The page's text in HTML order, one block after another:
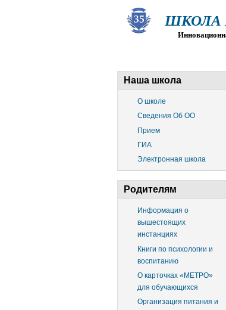
ШКОЛА №
Инновационная
Наша школа
О школе
Сведения Об ОО
Прием
ГИА
Электронная школа
Родителям
Информация о
вышестоящих
инстанциях
Книги по психологии и
воспитанию
О карточках «МЕТРО»
для обучающихся
Организация питания и